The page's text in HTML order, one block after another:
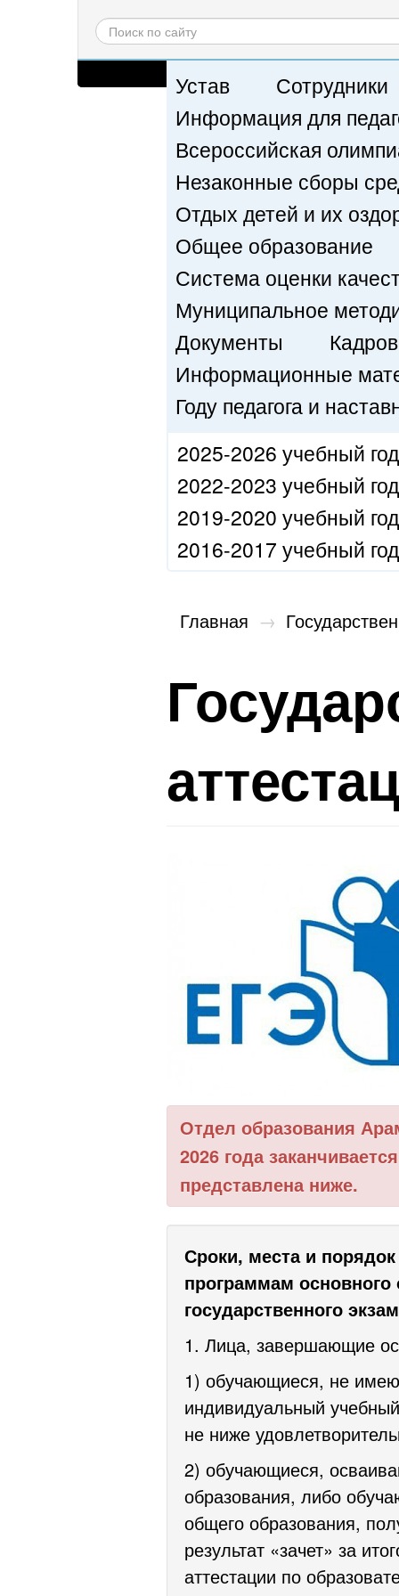
Обычная версия сайта
Устав
Сотрудники
Информация для
Всероссийская
Незаконные сборы
Отдых детей и их
Общее образование
Система оценки
Муниципальное
Документы
Информационные
Году педагога и
2025-2026 учебный год
2022-2023 учебный год
2019-2020 учебный год
2016-2017 учебный год
Главная →
Отдел образования
2026 года
представлена ниже.
Сроки, места и
программам основного
государственного
1. Лица, завершающие
1) обучающиеся, не
индивидуальный
не ниже
2) обучающиеся,
образования, либо
общего образования,
результат «зачет» за
аттестации по